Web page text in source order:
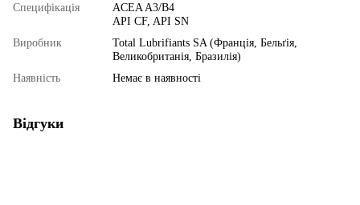
Специфікація
ACEA A3/B4
API CF, API SN
Виробник
Total Lubrifiants SA (Франція, Бельґія,
Великобританія, Бразилія)
Наявність
Немає в наявності
Відгуки